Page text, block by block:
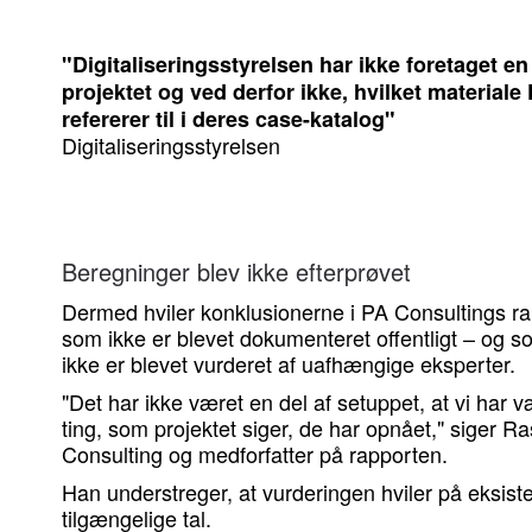
"Digitaliseringsstyrelsen har ikke foretaget
projektet og ved derfor ikke, hvilket
refererer til i deres case-katalog"
Digitaliseringsstyrelsen
Beregninger blev ikke efterprøvet
Dermed hviler konklusionerne i PA Consultings
som ikke er blevet dokumenteret offentligt – og
ikke er blevet vurderet af uafhængige eksperter.
"Det har ikke været en del af setuppet, at vi har
ting, som projektet siger, de har opnået," siger
Consulting og medforfatter på rapporten.
Han understreger, at vurderingen hviler på
tilgængelige tal.